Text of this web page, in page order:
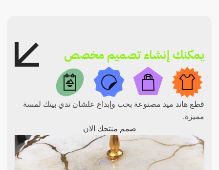
يمكنك إنشاء تصميم مخصص
قطع هاند ميد مصنوعة بحب وإبداع علشان تدي بيتك لمسة
مميزة.
صمم منتجك الان